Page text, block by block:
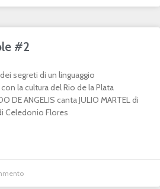
#2
segreti di un linguaggio
la cultura del Rio de la Plata
DE ANGELIS canta JULIO MARTEL di
Celedonio Flores